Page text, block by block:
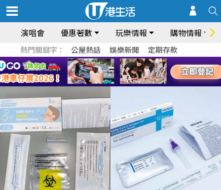
演唱會 優惠著數 玩樂情報 購物情報
熱門關鍵字： 公屋熱話 娛樂新聞 定期存款